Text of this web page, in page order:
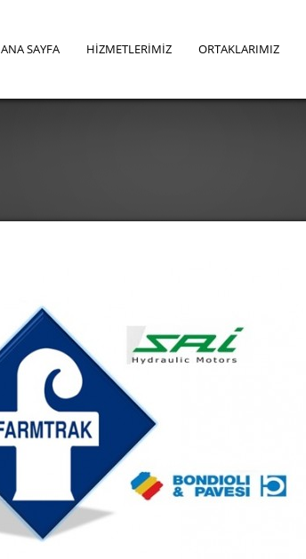
ANA SAYFA HİZMETLERİMİZ ORTAKLARIMIZ